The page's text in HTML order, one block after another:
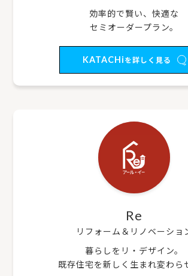
効率的で賢い、快適な
セミオーダープラン。
KATACHi を詳しく見る
Re
リフォーム＆リノベーショ
暮らしをリ・デザイン。
既存住宅を新しく生まれ変わら